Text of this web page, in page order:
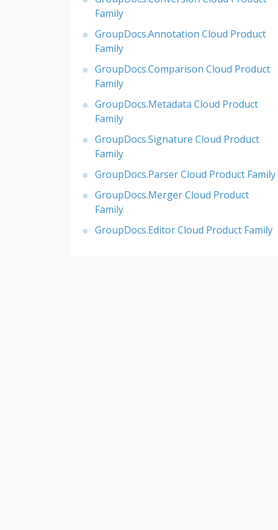
Family
GroupDocs.Annotation Cloud Product
Family
GroupDocs.Comparison Cloud Product
Family
GroupDocs.Metadata Cloud Product
Family
GroupDocs.Signature Cloud Product
Family
GroupDocs.Parser Cloud Product Family
GroupDocs.Merger Cloud Product
Family
GroupDocs.Editor Cloud Product Family